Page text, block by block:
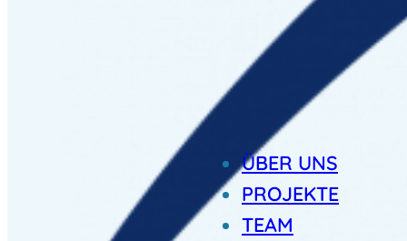
ÜBER UNS
PROJEKTE
TEAM